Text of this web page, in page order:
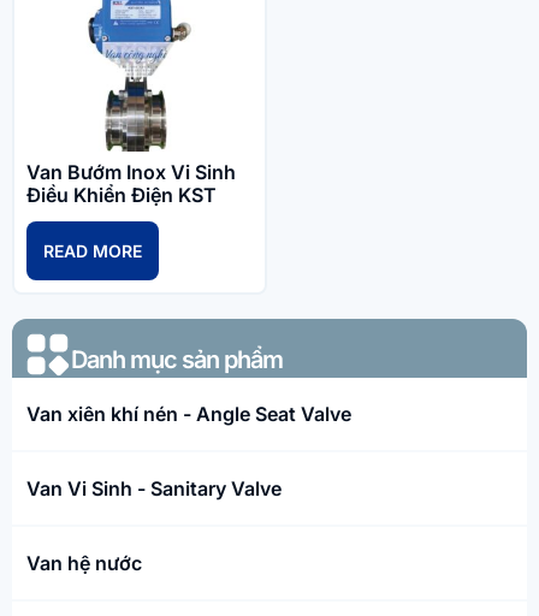
Danh mục sản phẩm​
Van xiên khí nén - Angle Seat Valve
Van Vi Sinh - Sanitary Valve
Van hệ nước
Van Bướm Inox Vi Sinh
Điều Khiển Điện KST
READ MORE